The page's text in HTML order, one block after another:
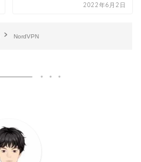
2022年6月2日
NordVPN